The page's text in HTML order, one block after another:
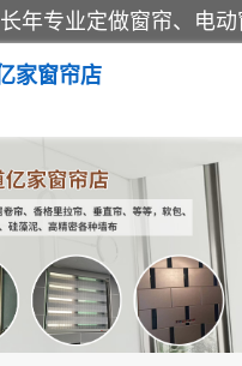
家窗帘店